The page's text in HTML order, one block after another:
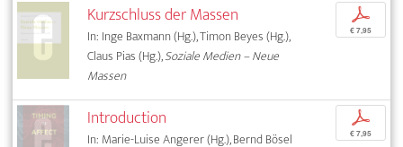
Kurzschluss der Massen
In: Inge Baxmann (Hg.), Timon Beyes (Hg.),
Claus Pias (Hg.),Soziale Medien – Neue
Massen
p
€ 7,95
Introduction
In: Marie-Luise Angerer (Hg.), Bernd Bösel
p
€ 7,95